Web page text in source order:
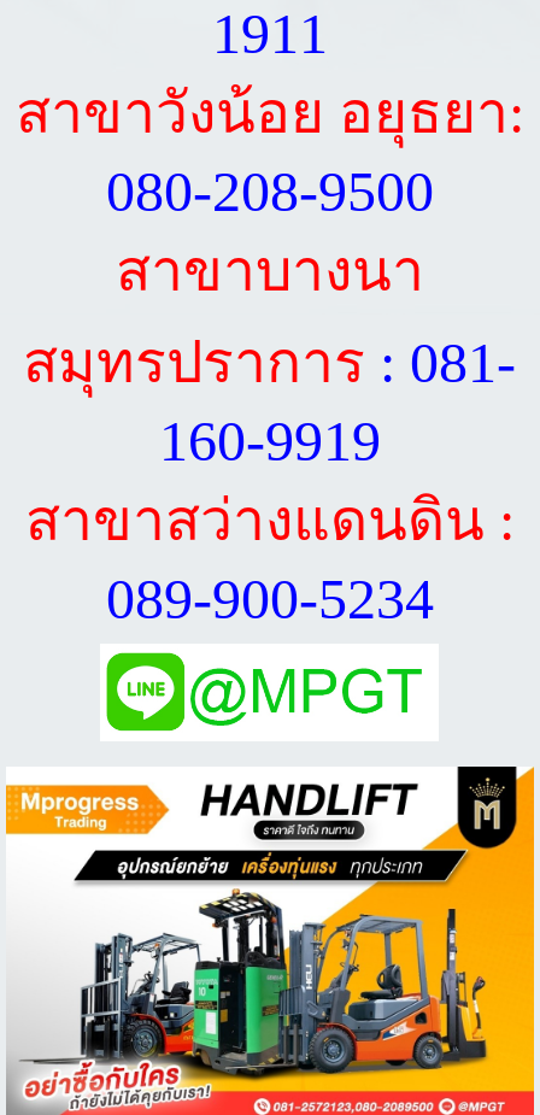
1911
สาขาวังน้อย อยุธยา:
080-208-9500
สาขาบางนา
สมุทรปราการ : 081-
160-9919
สาขาสว่างแดนดิน :
089-900-5234